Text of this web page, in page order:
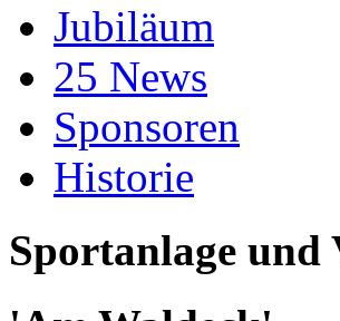
Jubiläum
25 News
Sponsoren
Historie
Sportanlage und